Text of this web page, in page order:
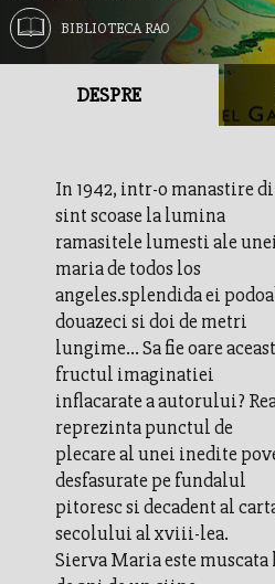
BIBLIOTECA RAO
DESPRE
In 1942, intr-o manastire
sint scoase la lumina
ramasitele lumesti ale
maria de todos los
angeles.splendida ei
douazeci si doi de metri
lungime... Sa fie oare
fructul imaginatiei
inflacarate a autorului?
reprezinta punctul de
plecare al unei inedite
desfasurate pe fundalul
pitoresc si decadent al
secolului al xviii-lea.
Sierva Maria este